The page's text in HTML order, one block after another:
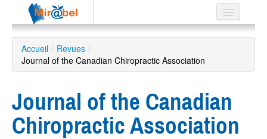
Le réseau
Soutien
Accueil / Revues /
Journal of the Canadian Chiropractic Association
Journal of the Canadian
Chiropractic Association